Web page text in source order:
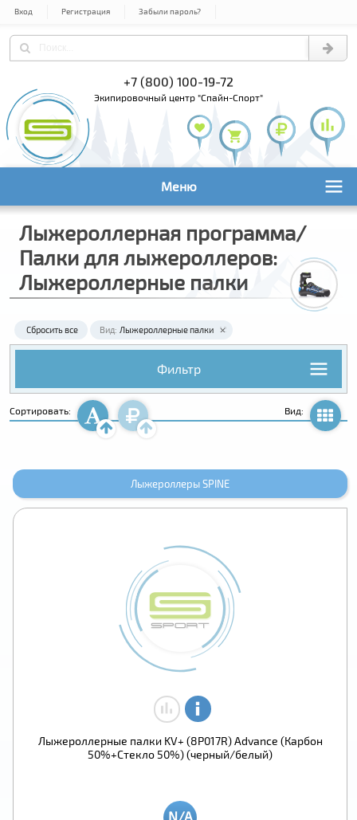
Вход Регистрация Забыли пароль?
+7 (800) 100-19-72
экипировочный центр "Спайн-Спорт"
Меню
Лыжероллерная программа/
Палки для лыжероллеров:
Лыжероллерные палки
Сбросить все Вид: Лыжероллерные палки
Фильтр
Сортировать: Вид:
Лыжероллеры SPINE
Лыжероллерные палки KV+ (8P017R) Advance (Карбон
50%+Стекло 50%) (черный/белый)